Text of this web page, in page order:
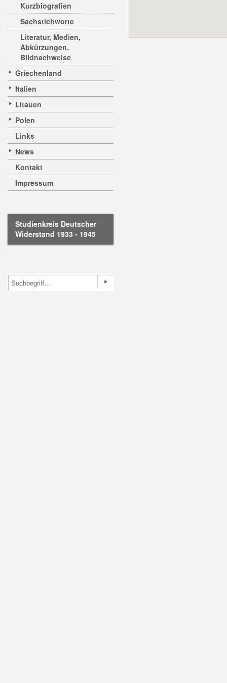
Kurzbiografien
Sachstichworte
Literatur, Medien,
Abkürzungen,
Bildnachweise
Griechenland
Italien
Litauen
Polen
Links
News
Kontakt
Impressum
Studienkreis Deutscher
Widerstand 1933 - 1945